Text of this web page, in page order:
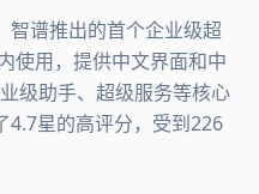
智谱推出的首个企业级超
使用，提供中文界面和中
级助手、超级服务等核心
4.7星的高评分，受到226